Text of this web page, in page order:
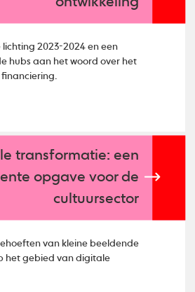
lichting 2023-2024 en een
hubs aan het woord over het
transformatie: een
opgave voor de
cultuursector
van kleine beeldende
het gebied van digitale